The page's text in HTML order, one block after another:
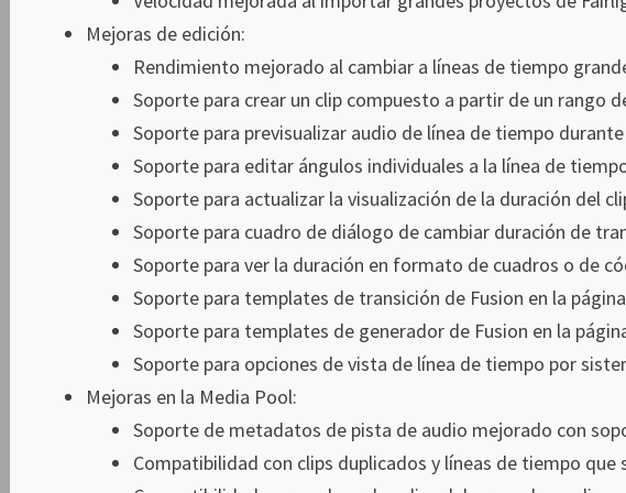
Mejoras de edición:
Rendimiento mejorado al cambiar a líneas de tiempo
Soporte para crear un clip compuesto a partir de un rango
Soporte para previsualizar audio de línea de tiempo
Soporte para editar ángulos individuales a la línea de
Soporte para actualizar la visualización de la duración del
Soporte para cuadro de diálogo de cambiar duración de
Soporte para ver la duración en formato de cuadros o de
Soporte para templates de transición de Fusion en la
Soporte para templates de generador de Fusion en la
Soporte para opciones de vista de línea de tiempo por
Mejoras en la Media Pool:
Soporte de metadatos de pista de audio mejorado con
Compatibilidad con clips duplicados y líneas de tiempo que